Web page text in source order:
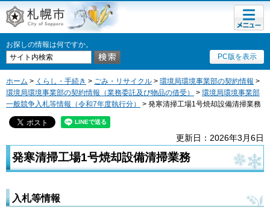
札幌市
お探しの情報は何ですか。
PC版を表示
メニュ
ー
ホーム > くらし・手続き > ごみ・リサイクル > 環境局環境事業部の契約情報 >
環境局環境事業部の契約情報（業務委託及び物品の借受）
> 環境局環境事業部
一般競争入札等情報（令和7年度執行分）
> 発寒清掃工場1号焼却設備清掃業務
更新日：2026年3月6日
発寒清掃工場1号焼却設備清掃業務
入札等情報